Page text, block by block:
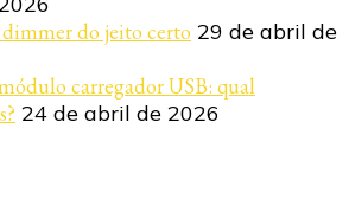
do jeito certo 29 de abril de
carregador USB: qual
24 de abril de 2026